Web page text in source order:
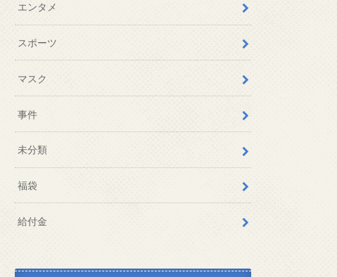
エンタメ
スポーツ
マスク
事件
未分類
福袋
給付金